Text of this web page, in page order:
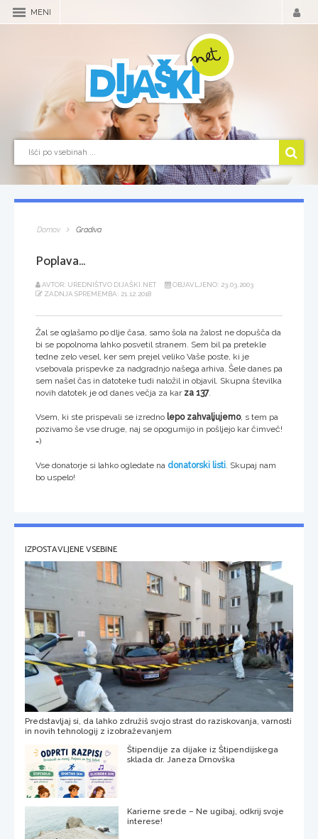
MENI
Domov Gradiva
Poplava...
AVTOR: UREDNIŠTVO DIJAŠKI.NET
OBJAVLJENO: 23.03.2003
ZADNJA SPREMEMBA: 21.12.2018
Žal se oglašamo po dlje časa, samo šola na žalost ne dopušča da
bi se popolnoma lahko posvetil stranem. Sem bil pa pretekle
tedne zelo vesel, ker sem prejel veliko Vaše poste, ki je
vsebovala prispevke za nadgradnjo našega arhiva. Šele danes pa
sem našel čas in datoteke tudi naložil in objavil. Skupna številka
novih datotek je od danes večja za kar za 137.
Vsem, ki ste prispevali se izredno lepo zahvaljujemo, s tem pa
pozivamo še vse druge, naj se opogumijo in pošljejo kar čimveč!
=)
Vse donatorje si lahko ogledate na donatorski listi . Skupaj nam
bo uspelo!
IZPOSTAVLJENE VSEBINE
Predstavljaj si, da lahko združiš svojo strast do raziskovanja, varnosti
in novih tehnologij z izobraževanjem
Štipendije za dijake iz Štipendijskega
sklada dr. Janeza Drnovška
Karierne srede – Ne ugibaj, odkrij svoje
interese!